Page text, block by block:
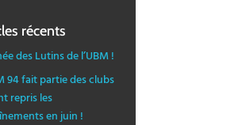
récents
des Lutins de l’UBM !
94 fait partie des clubs
repris les
en juin !